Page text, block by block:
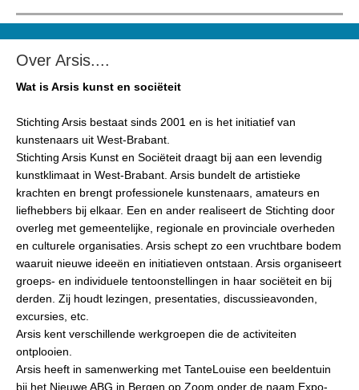
Over Arsis....
Wat is Arsis kunst en sociëteit
Stichting Arsis bestaat sinds 2001 en is het initiatief van
kunstenaars uit West-Brabant.
Stichting Arsis Kunst en Sociëteit draagt bij aan een levendig
kunstklimaat in West-Brabant. Arsis bundelt de artistieke
krachten en brengt professionele kunstenaars, amateurs en
liefhebbers bij elkaar. Een en ander realiseert de Stichting door
overleg met gemeentelijke, regionale en provinciale overheden
en culturele organisaties. Arsis schept zo een vruchtbare bodem
waaruit nieuwe ideeën en initiatieven ontstaan. Arsis organiseert
groeps- en individuele tentoonstellingen in haar sociëteit en bij
derden. Zij houdt lezingen, presentaties, discussieavonden,
excursies, etc.
Arsis kent verschillende werkgroepen die de activiteiten
ontplooien.
Arsis heeft in samenwerking met TanteLouise een beeldentuin
bij het Nieuwe ABG in Bergen op Zoom onder de naam Expo-